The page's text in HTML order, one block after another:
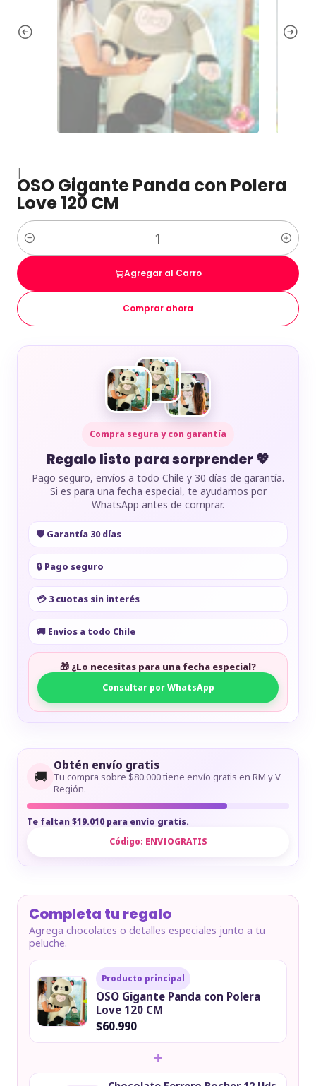
|
OSO Gigante Panda con Polera
Love 120 CM
Cantidad
Agregar al Carro
Comprar ahora
Compra segura y con garantía
Regalo listo para sorprender 💖
Pago seguro, envíos a todo Chile y 30 días de garantía.
Si es para una fecha especial, te ayudamos por
WhatsApp antes de comprar.
🛡️ Garantía 30 días
🔒 Pago seguro
💳 3 cuotas sin interés
🚚 Envíos a todo Chile
🎁 ¿Lo necesitas para una fecha especial?
Consultar por WhatsApp
🚚
Obtén envío gratis
Tu compra sobre $80.000 tiene envío gratis en RM y V
Región.
Te faltan $19.010 para envío gratis.
Código: ENVIOGRATIS
Completa tu regalo
Agrega chocolates o detalles especiales junto a tu
peluche.
Producto principal
OSO Gigante Panda con Polera
Love 120 CM
$60.990
+